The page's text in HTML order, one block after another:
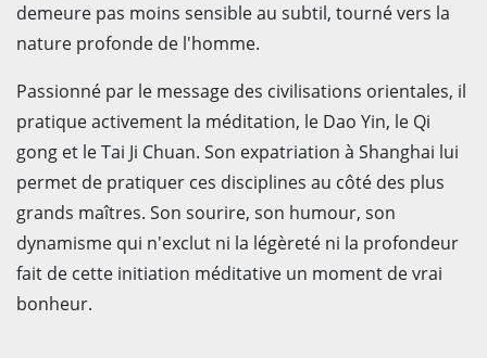
demeure pas moins sensible au subtil, tourné vers la
nature profonde de l'homme.
Passionné par le message des civilisations orientales, il
pratique activement la méditation, le Dao Yin, le Qi
gong et le Tai Ji Chuan. Son expatriation à Shanghai lui
permet de pratiquer ces disciplines au côté des plus
grands maîtres. Son sourire, son humour, son
dynamisme qui n'exclut ni la légèreté ni la profondeur
fait de cette initiation méditative un moment de vrai
bonheur.